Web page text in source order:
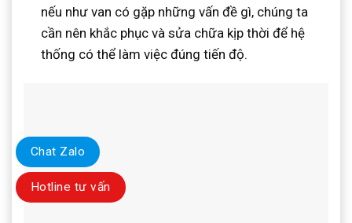
nếu như van có gặp những vấn đề gì, chúng ta
cần nên khắc phục và sửa chữa kịp thời để hệ
thống có thể làm việc đúng tiến độ.
Chat Zalo
Hotline tư vấn